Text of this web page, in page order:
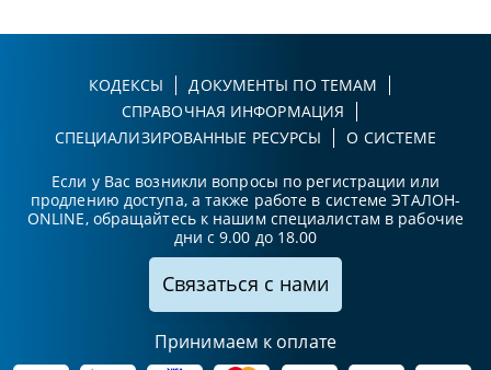
КОДЕКСЫ
ДОКУМЕНТЫ ПО ТЕМАМ
СПРАВОЧНАЯ ИНФОРМАЦИЯ
СПЕЦИАЛИЗИРОВАННЫЕ РЕСУРСЫ
О СИСТЕМЕ
Если у Вас возникли вопросы по регистрации или
продлению доступа, а также работе в системе ЭТАЛОН-
ONLINE, обращайтесь к нашим специалистам в рабочие
дни с 9.00 до 18.00
Связаться с нами
Принимаем к оплате